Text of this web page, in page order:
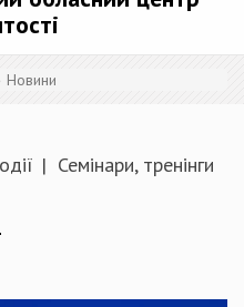
Новини
Семінари, тренінги